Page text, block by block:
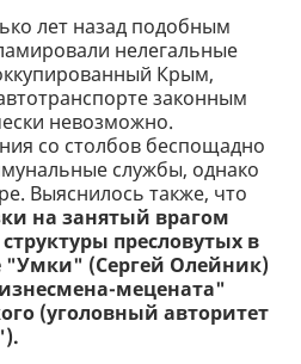
лет назад подобным
нелегальные
Крым,
законным
невозможно.
со столбов беспощадно
службы, однако
Выяснилось также, что
на занятый врагом
пресловутых в
"Умки" (Сергей Олейник)
мецената"
(уголовный авторитет